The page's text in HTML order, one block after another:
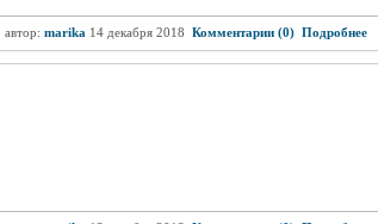
автор: marika 14 декабря 2018 Комментарии (0) Подробнее